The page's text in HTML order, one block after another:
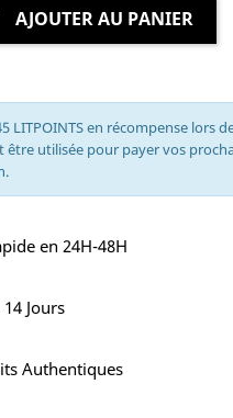
AJOUTER AU PANIER
LITPOINTS en récompense lors
être utilisée pour payer vos
en 24H-48H
Jours
Authentiques